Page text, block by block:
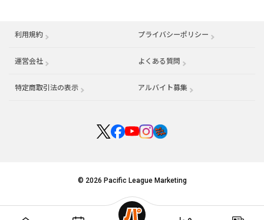
利用規約 プライバシーポリシー
運営会社 （別ウィンドウで開く） よくある質問
特定商取引法の表示 アルバイト募集 （別ウィンドウで開く
© 2026 Pacific League Marketing